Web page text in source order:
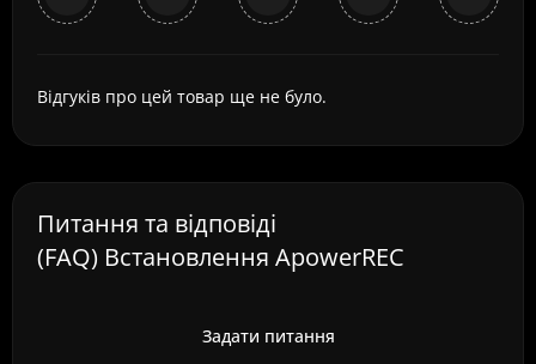
Відгуків про цей товар ще не було.
Питання та відповіді
(FAQ) Встановлення ApowerREC
Задати питання